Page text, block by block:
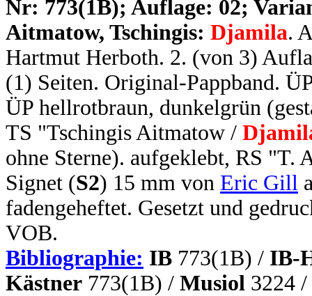
Nr: 773(1B); Auflage: 02;
Aitmatow, Tschingis: Djamila.
Hartmut Herboth. 2. (von 3)
(1) Seiten. Original-Pappband.
ÜP hellrotbraun, dunkelgrün
TS "Tschingis Aitmatow /
ohne Sterne). aufgeklebt, RS "T.
Signet (S2) 15 mm von Eric Gill
fadengeheftet. Gesetzt und
VOB.
Bibliographie: IB 773(1B) / IB-
Kästner 773(1B) / Musiol 3224 /